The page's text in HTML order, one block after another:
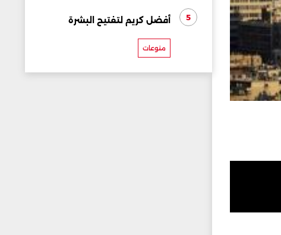
5 أفضل كريم لتفتيح البشرة
منوعات